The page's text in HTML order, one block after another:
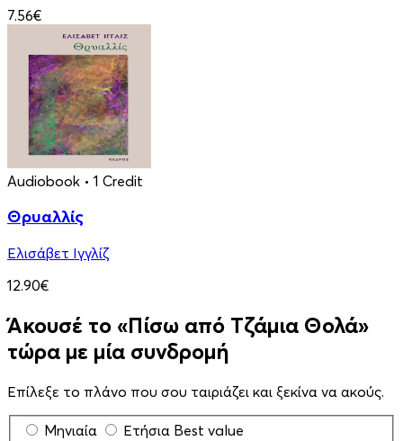
7.56€
Audiobook • 1 Credit
Θρυαλλίς
Ελισάβετ Ιγγλίζ
12.90€
Άκουσέ το «Πίσω από Τζάμια Θολά»
τώρα με μία συνδρομή
Επίλεξε το πλάνο που σου ταιριάζει και ξεκίνα να ακούς.
Μηνιαία Ετήσια Best value